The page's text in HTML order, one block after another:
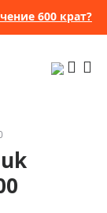
600 крат?